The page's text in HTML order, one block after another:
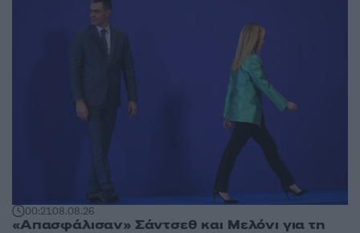
00:2108.08.26
«Απασφάλισαν» Σάντσεθ και Μελόνι για τη